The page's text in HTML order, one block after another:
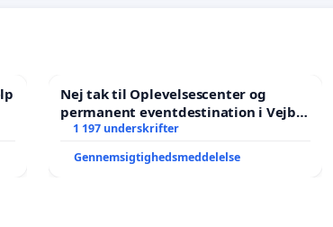
Nej tak til Oplevelsescenter og
permanent eventdestination i Vejby
- Ja tak til et levende lokalområde i
1 197 underskrifter
Gennemsigtighedsmeddelelse